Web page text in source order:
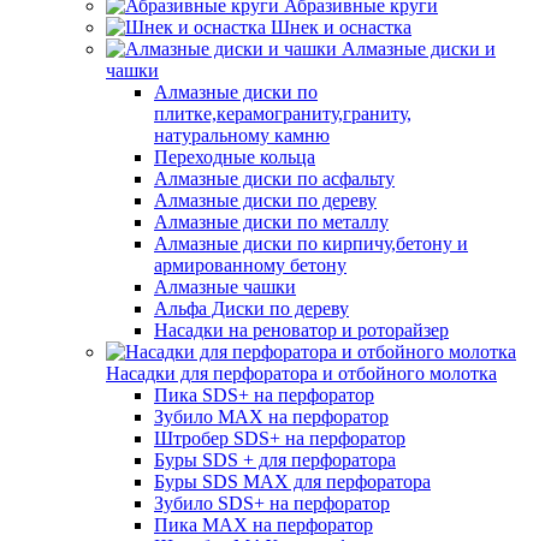
Абразивные круги
Шнек и оснастка
Алмазные диски и
чашки
Алмазные диски по
плитке,керамограниту,граниту,
натуральному камню
Переходные кольца
Алмазные диски по асфальту
Алмазные диски по дереву
Алмазные диски по металлу
Алмазные диски по кирпичу,бетону и
армированному бетону
Алмазные чашки
Альфа Диски по дереву
Насадки на реноватор и роторайзер
Насадки для перфоратора и отбойного молотка
Пика SDS+ на перфоратор
Зубило MAX на перфоратор
Штробер SDS+ на перфоратор
Буры SDS + для перфоратора
Буры SDS MAX для перфоратора
Зубило SDS+ на перфоратор
Пика MAX на перфоратор